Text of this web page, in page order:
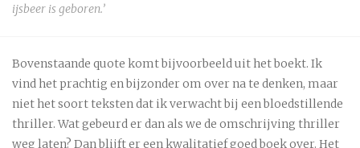
ijsbeer is geboren.’
Bovenstaande quote komt bijvoorbeeld uit het boekt. Ik
vind het prachtig en bijzonder om over na te denken, maar
niet het soort teksten dat ik verwacht bij een bloedstillende
thriller. Wat gebeurd er dan als we de omschrijving thriller
weg laten? Dan blijft er een kwalitatief goed boek over. Het